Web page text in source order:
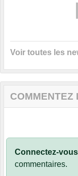
Voir toutes les
COMMENTEZ
Connectez-vous
commentaires.